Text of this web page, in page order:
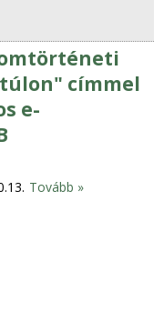
címmel
e-
Tovább »